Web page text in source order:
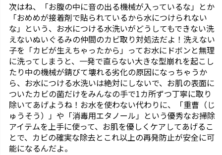
次はね、「お腹の中に音の出る機械が入っているな」とか
「おめめが接着剤で貼られているから水につけられない
な」という、お水につける水洗いがどうしてもできない洗
えないぬいぐるみの仲間のカビ取り対処法だよ！洗えない
子を「カビが生えちゃったから」ってお水にドボンと無理
に洗ってしまうと、一発で直らない大きな型崩れを起こし
たり中の機械が錆びて壊れる劣化の原因になっちゃうか
ら、お水につける水洗いは絶対にしないで、お肌の表面に
ついたカビの菌だけをみんなの手で1カ所ずつ丁寧に取り
除いてあげようね！お水を使わない代わりに、「重曹（じ
ゅうそう）」や「消毒用エタノール」という優秀なお掃除
アイテムを上手に使って、お肌を優しくケアしてあげるこ
とで、カビの確実な除去とこれ以上の再発防止が安全に可
能になるんだよ。